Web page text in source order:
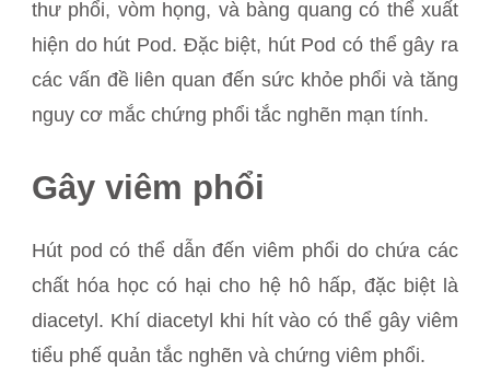
thư phổi, vòm họng, và bàng quang có thể xuất
hiện do hút Pod. Đặc biệt, hút Pod có thể gây ra
các vấn đề liên quan đến sức khỏe phổi và tăng
nguy cơ mắc chứng phổi tắc nghẽn mạn tính.
Gây viêm phổi
Hút pod có thể dẫn đến viêm phổi do chứa các
chất hóa học có hại cho hệ hô hấp, đặc biệt là
diacetyl. Khí diacetyl khi hít vào có thể gây viêm
tiểu phế quản tắc nghẽn và chứng viêm phổi.